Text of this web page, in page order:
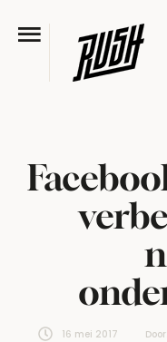
16 mei 2017 Door: